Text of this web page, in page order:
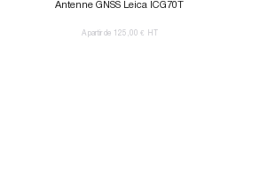
Antenne GNSS Leica ICG70T
A partir de 125,00 € HT